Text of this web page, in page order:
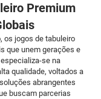
Premium
os jogos de tabuleiro
que unem gerações e
se na
qualidade, voltados a
abrangentes
buscam parcerias